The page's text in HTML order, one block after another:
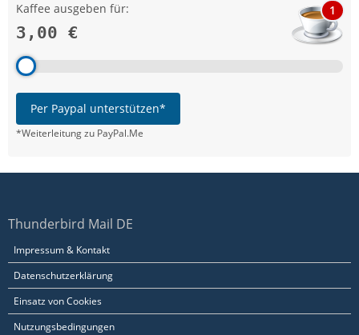
Kaffee ausgeben für:
3,00 €
1
Per Paypal unterstützen*
*Weiterleitung zu PayPal.Me
Thunderbird Mail DE
Impressum & Kontakt
Datenschutzerklärung
Einsatz von Cookies
Nutzungsbedingungen